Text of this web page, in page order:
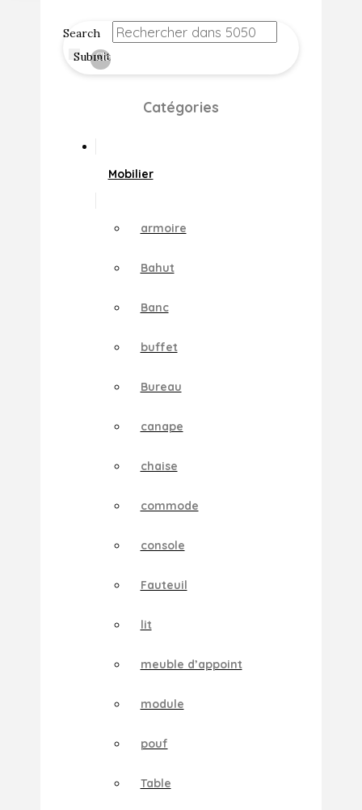
Search
Submit
Clear
Catégories
Mobilier
armoire
Bahut
Banc
buffet
Bureau
canape
chaise
commode
console
Fauteuil
lit
meuble d’appoint
module
pouf
Table